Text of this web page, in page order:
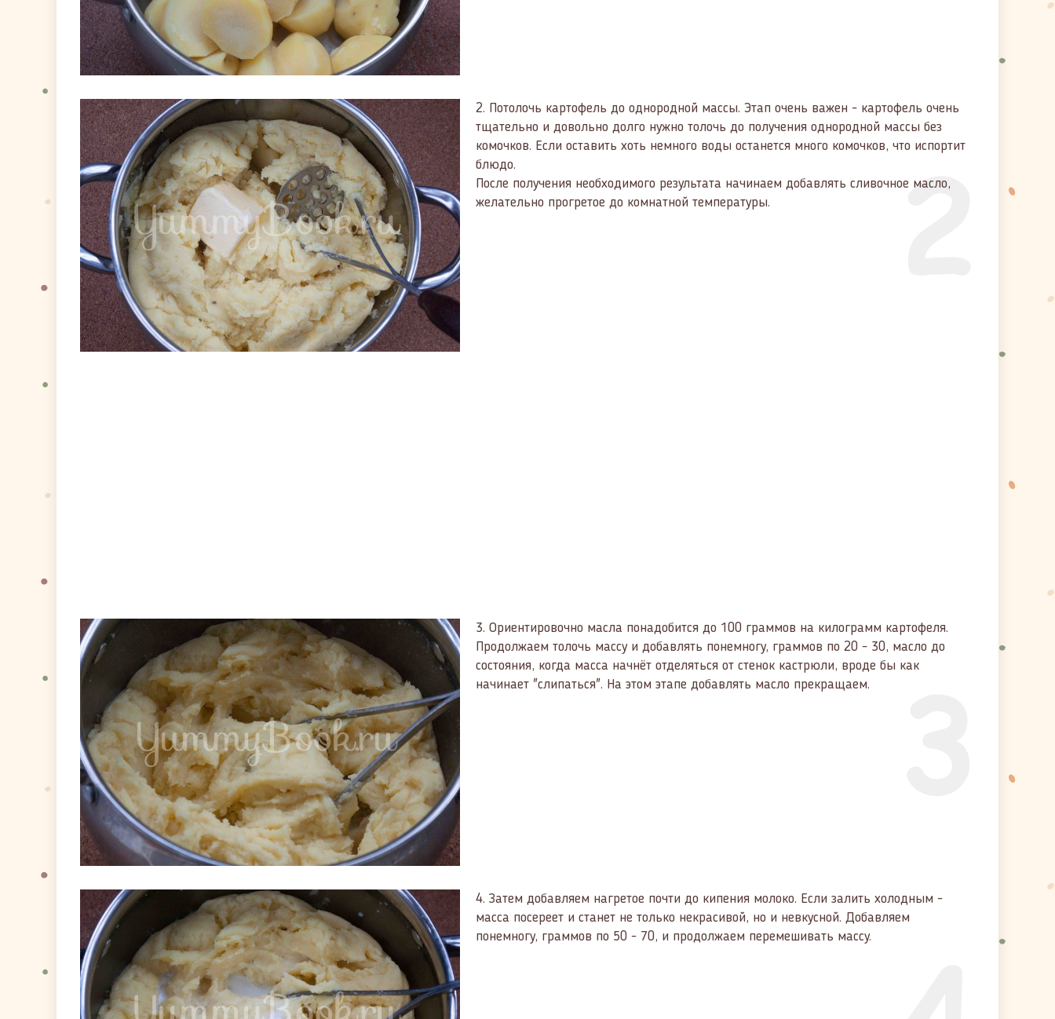
2
2. Потолочь картофель до однородной массы. Этап очень важен - картофель очень
тщательно и довольно долго нужно толочь до получения однородной массы без
комочков. Если оставить хоть немного воды останется много комочков, что испортит
блюдо.
После получения необходимого результата начинаем добавлять сливочное масло,
желательно прогретое до комнатной температуры.
3. Ориентировочно масла понадобится до 100 граммов на килограмм картофеля.
Продолжаем толочь массу и добавлять понемногу, граммов по 20 - 30, масло до
состояния, когда масса начнёт отделяться от стенок кастрюли, вроде бы как
начинает "слипаться". На этом этапе добавлять масло прекращаем.
4. Затем добавляем нагретое почти до кипения молоко. Если залить холодным -
масса посереет и станет не только некрасивой, но и невкусной. Добавляем
понемногу, граммов по 50 - 70, и продолжаем перемешивать массу.